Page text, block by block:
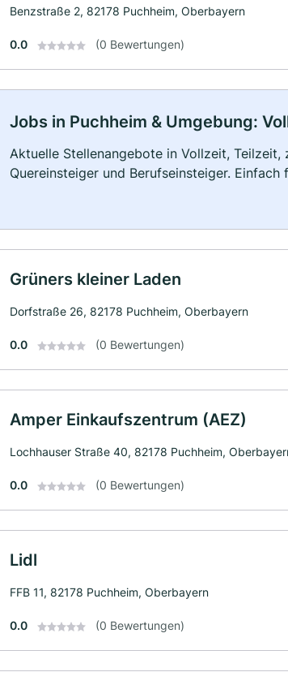
Benzstraße 2, 82178 Puchheim, Oberbayern
0.0 (0 Bewertungen)
Jobs in Puchheim & Umgebung:
Aktuelle Stellenangebote in Vollzeit,
Quereinsteiger und Berufseinsteiger. Einfach
Grüners kleiner Laden
Dorfstraße 26, 82178 Puchheim, Oberbayern
0.0 (0 Bewertungen)
Amper Einkaufszentrum (AEZ)
Lochhauser Straße 40, 82178 Puchheim,
0.0 (0 Bewertungen)
Lidl
FFB 11, 82178 Puchheim, Oberbayern
0.0 (0 Bewertungen)